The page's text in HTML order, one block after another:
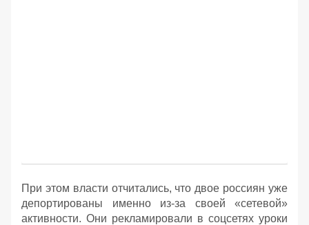
При этом власти отчитались, что двое россиян уже
депортированы именно из-за своей «сетевой»
активности. Они рекламировали в соцсетях уроки